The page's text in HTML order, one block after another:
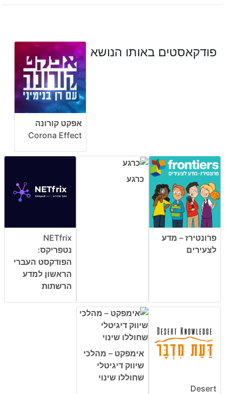
פודקאסטים באותו הנושא
אפקט קורונה
Corona Effect
פרונטירז – מדע
לצעירים
כרגע
NETfrix
נטפריקס:
הפודקסט העברי
הראשון למדע
הרשתות
Desert
אימפקט – מהלכי
שיווק דיגיטלי
שחוללו שינוי